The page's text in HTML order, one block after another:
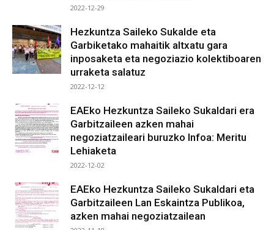
2022-12-29
Hezkuntza Saileko Sukalde eta
Garbiketako mahaitik altxatu gara
inposaketa eta negoziazio kolektiboaren
urraketa salatuz
2022-12-12
EAEko Hezkuntza Saileko Sukaldari era
Garbitzaileen azken mahai
negoziatzaileari buruzko Infoa: Meritu
Lehiaketa
2022-12-02
EAEko Hezkuntza Saileko Sukaldari eta
Garbitzaileen Lan Eskaintza Publikoa,
azken mahai negoziatzailean